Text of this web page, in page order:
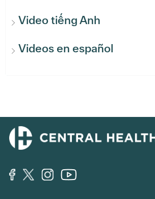
Video tiếng Anh
Videos en español